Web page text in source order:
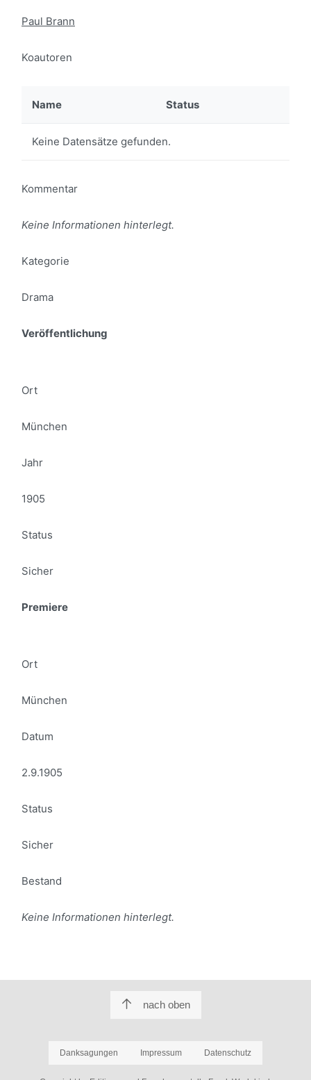
Paul Brann
Koautoren
Name Status
Keine Datensätze gefunden.
Kommentar
Keine Informationen hinterlegt.
Kategorie
Drama
Veröffentlichung
Ort
München
Jahr
1905
Status
Sicher
Premiere
Ort
München
Datum
2.9.1905
Status
Sicher
Bestand
Keine Informationen hinterlegt.
nach oben
Danksagungen Impressum Datenschutz